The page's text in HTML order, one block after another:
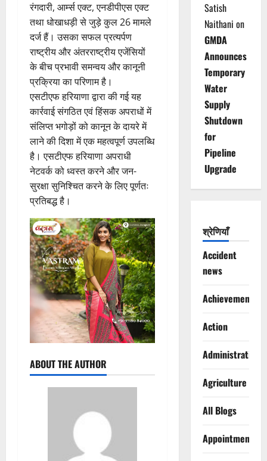
रंगदारी, आर्म्स एक्ट, एनडीपीएस एक्ट
तथा धोखाधड़ी से जुड़े कुल 26 मामले
दर्ज हैं। उसका सफल प्रत्यर्पण
राष्ट्रीय और अंतरराष्ट्रीय एजेंसियों
के बीच प्रभावी समन्वय और कानूनी
प्रक्रिया का परिणाम है।
एसटीएफ हरियाणा द्वारा की गई यह
कार्रवाई संगठित एवं हिंसक अपराधों में
संलिप्त भगोड़ों को कानून के दायरे में
लाने की दिशा में एक महत्वपूर्ण उपलब्धि
है। एसटीएफ हरियाणा अपराधी
नेटवर्क को ध्वस्त करने और जन-
सुरक्षा सुनिश्चित करने के लिए पूर्णतः
प्रतिबद्ध है।
ABOUT THE AUTHOR
Satish
Naithani on
GMDA
Announces
Temporary
Water
Supply
Shutdown
for
Pipeline
Upgrade
श्रेणियाँ
Accident
news
Achievements
Action
Administration
Agriculture
All Blogs
Appointments